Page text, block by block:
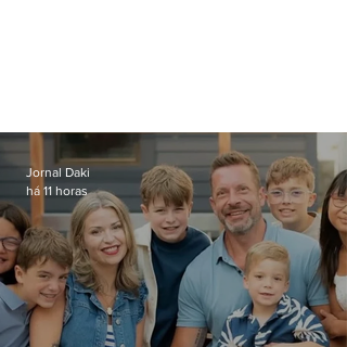
Jornal Daki
há 11 horas